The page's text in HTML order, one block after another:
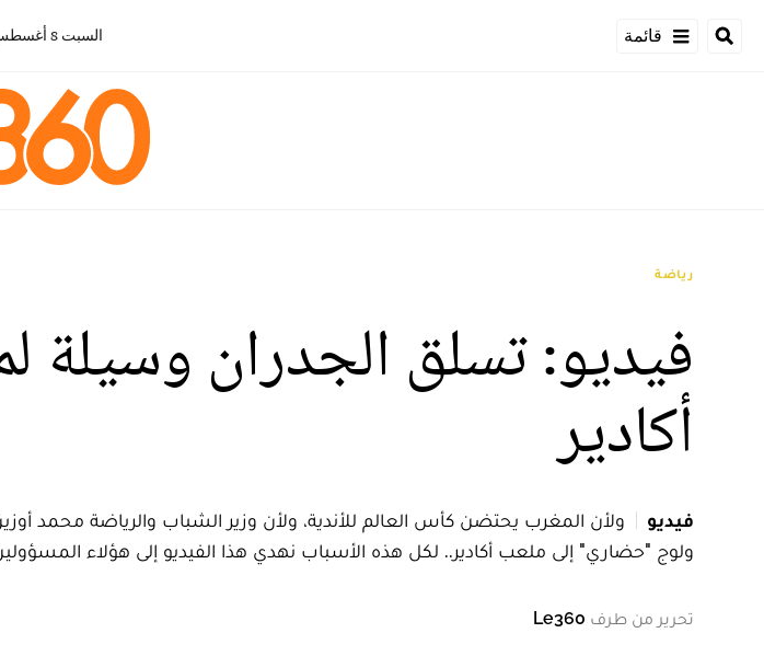
قائمة السبت 8
رياضة
فيديو: تسلق الجدران وسيلة
أكادير
فيديو
ولأن المغرب يحتضن كأس العالم للأندية، ولأن وزير الشباب والرياضة محمد
ولوج "حضاري" إلى ملعب أكادير.. لكل هذه الأسباب نهدي هذا الفيديو إلى هؤلاء
تحرير من طرف Le360